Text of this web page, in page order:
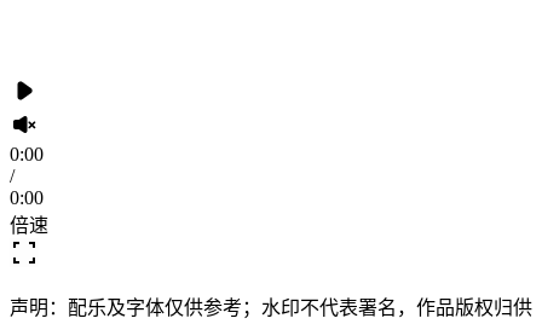
0:00
/
0:00
倍速
声明：配乐及字体仅供参考；水印不代表署名，作品版权归供